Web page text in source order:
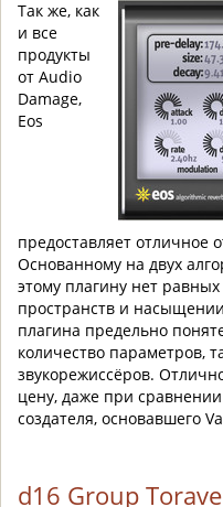
Так же, как
и все
продукты
от Audio
Damage,
Eos
предоставляет отличное
Основанному на двух
этому плагину нет
пространств и
плагина предельно
количество параметров,
звукорежиссёров.
цену, даже при
создателя, основавшего
d16 Group